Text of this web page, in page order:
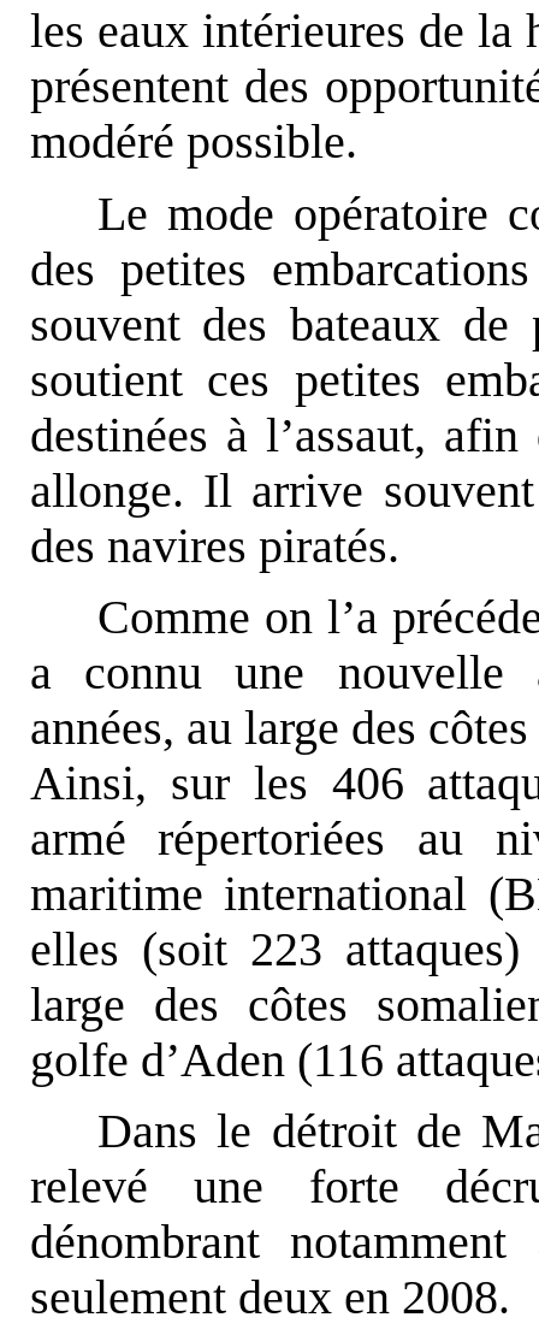
les eaux intérieures de la
présentent des
modéré possible.
Le mode opératoire
des petites
souvent des bateaux
soutient ces petites
destinées à l’assaut,
allonge. Il arrive
des navires piratés.
Comme on l’a
a connu une nouvelle
années, au large des
Ainsi, sur les 406
armé répertoriées au
maritime international
elles (soit 223
large des côtes
golfe d’Aden (116
Dans le détroit de
relevé une forte
dénombrant
seulement deux en 2008.